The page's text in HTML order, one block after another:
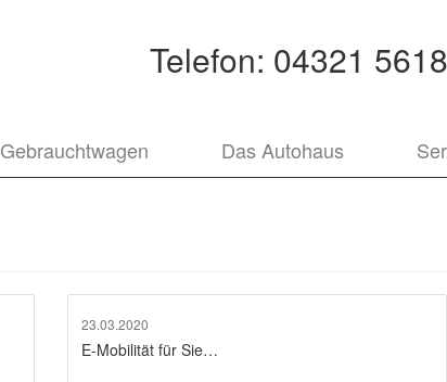
Telefon: 04321
Gebrauchtwagen Das Autohaus
23.03.2020
E-Mobilität für Sie…